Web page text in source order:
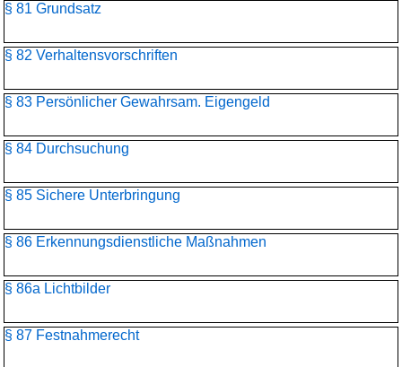
§ 81 Grundsatz
§ 82 Verhaltensvorschriften
§ 83 Persönlicher Gewahrsam. Eigengeld
§ 84 Durchsuchung
§ 85 Sichere Unterbringung
§ 86 Erkennungsdienstliche Maßnahmen
§ 86a Lichtbilder
§ 87 Festnahmerecht